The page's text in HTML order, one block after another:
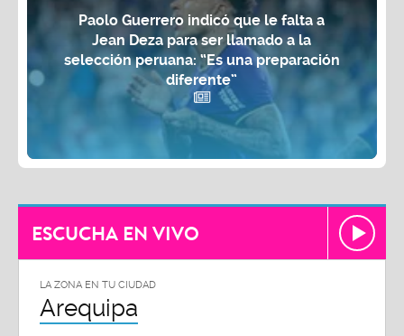
Paolo Guerrero indicó que le falta a
Jean Deza para ser llamado a la
selección peruana: “Es una preparación
diferente”
ESCUCHA EN VIVO
LA ZONA EN TU CIUDAD
Arequipa